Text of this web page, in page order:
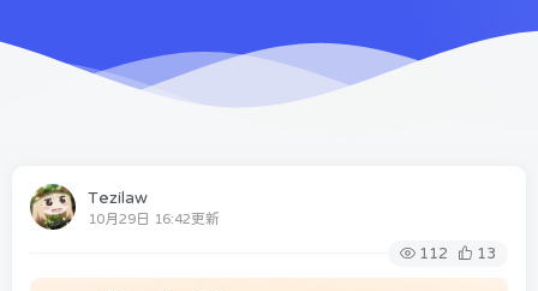
Tezilaw
10月29日 16:42更新
112 13